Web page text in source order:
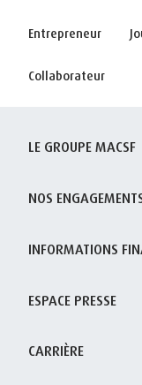
Entrepreneur
Collaborateur
LE GROUPE MACSF
NOS
INFORMATIONS
ESPACE PRESSE
CARRIÈRE